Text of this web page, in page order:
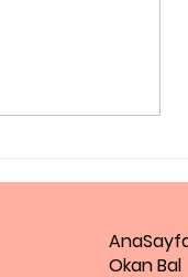
Ne Zaman
Okan Bal